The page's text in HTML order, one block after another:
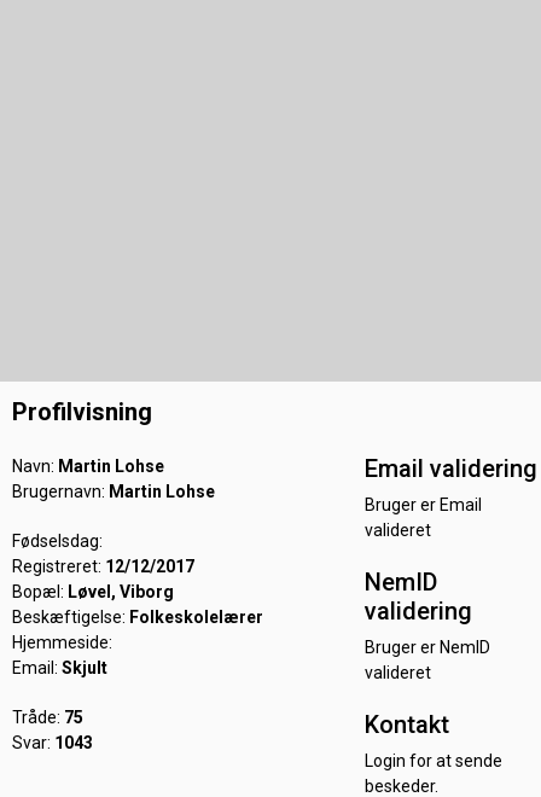
Profilvisning
Navn: Martin Lohse
Brugernavn: Martin Lohse
Fødselsdag:
Registreret: 12/12/2017
Bopæl: Løvel, Viborg
Beskæftigelse: Folkeskolelærer
Hjemmeside:
Email: Skjult
Tråde: 75
Svar: 1043
Email validering
Bruger er Email
valideret
NemID
validering
Bruger er NemID
valideret
Kontakt
Login for at sende
beskeder.